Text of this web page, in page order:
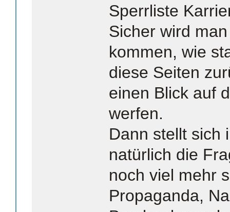
Sperrliste
Sicher wird
kommen, wie
diese Seiten
einen Blick auf
werfen.
Dann stellt sich
natürlich die
noch viel mehr
Propaganda,